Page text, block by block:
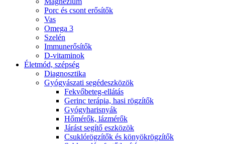
Porc és csont erősítők
Vas
Omega 3
Szelén
Immunerősítők
D-vitaminok
Életmód, szépség
Diagnosztika
Gyógyászati segédeszközök
Fekvőbeteg-ellátás
Gerinc terápia, hasi rögzítők
Gyógyharisnyák
Hőmérők, lázmérők
Járást segítő eszközök
Csuklórögzítők és könyökrögzítők